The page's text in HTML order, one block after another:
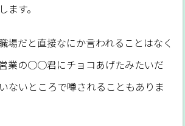
ます。
場だと直接なにか言われることはなく
業の○○君にチョコあげたみたいだ
ないところで噂されることもありま